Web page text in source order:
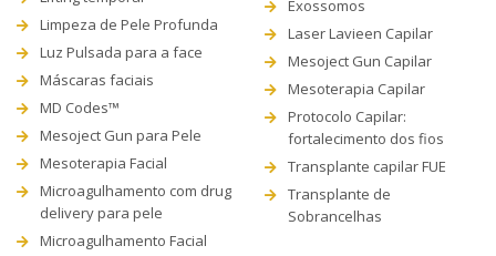
Limpeza de Pele Profunda
Luz Pulsada para a face
Máscaras faciais
MD Codes™
Mesoject Gun para Pele
Mesoterapia Facial
Microagulhamento com drug
delivery para pele
Microagulhamento Facial
Exossomos
Laser Lavieen Capilar
Mesoject Gun Capilar
Mesoterapia Capilar
Protocolo Capilar:
fortalecimento dos fios
Transplante capilar FUE
Transplante de
Sobrancelhas